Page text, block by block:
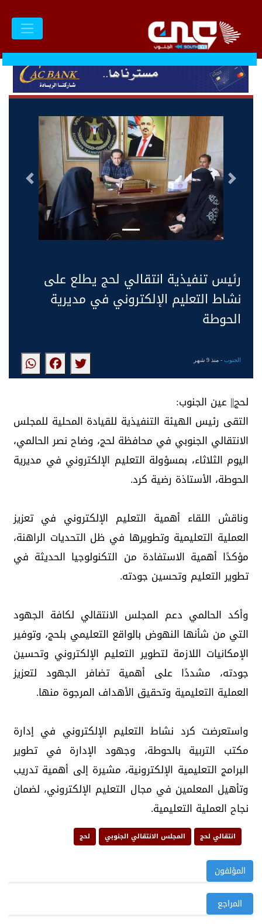
التالى السابق
رئيس تنفيذية انتقالي لحج يطلع على
نشاط التعليم الإلكتروني في مديرية
الحوطة
الجنوب- منذ 9 شهر
لحج|| عين الجنوب:
التقى رئيس الهيئة التنفيذية للقيادة المحلية للمجلس
الانتقالي الجنوبي في محافظة لحج، وضاح نصر الحالمي،
اليوم الثلاثاء، بمسؤولة التعليم الإلكتروني في مديرية
الحوطة، الأستاذة رضية كرد.
وناقش اللقاء أهمية التعليم الإلكتروني في تعزيز
العملية التعليمية وتطويرها في ظل التحديات الراهنة،
مؤكدًا أهمية الاستفادة من التكنولوجيا الحديثة في
تطوير التعليم وتحسين جودته.
وأكد الحالمي دعم المجلس الانتقالي لكافة الجهود
التي من شأنها النهوض بالواقع التعليمي بلحج، وتوفير
الإمكانيات اللازمة لتطوير التعليم الإلكتروني وتحسين
جودته، مشددًا على أهمية تضافر الجهود لتعزيز
العملية التعليمية وتحقيق الأهداف المرجوة منها.
واستعرضت كرد نشاط التعليم الإلكتروني في إدارة
مكتب التربية بالحوطة، وجهود الإدارة في تطوير
البرامج التعليمية الإلكترونية، مشيرة إلى أهمية تدريب
وتأهيل المعلمين في مجال التعليم الإلكتروني، لضمان
نجاح العملية التعليمية.
انتقالي لحج المجلس الانتقالي الجنوبي لحج
المؤلفون
المراجع